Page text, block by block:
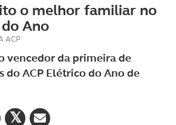
o melhor familiar no
Ano
ACP
vencedor da primeira de
do ACP Elétrico do Ano de